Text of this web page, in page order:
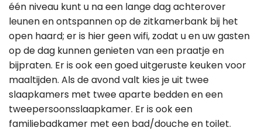
één niveau kunt u na een lange dag achterover
leunen en ontspannen op de zitkamerbank bij het
open haard; er is hier geen wifi, zodat u en uw gasten
op de dag kunnen genieten van een praatje en
bijpraten. Er is ook een goed uitgeruste keuken voor
maaltijden. Als de avond valt kies je uit twee
slaapkamers met twee aparte bedden en een
tweepersoonsslaapkamer. Er is ook een
familiebadkamer met een bad/douche en toilet.